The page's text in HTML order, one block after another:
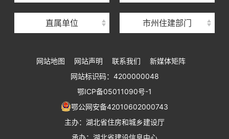
直属单位
湖北省建设工程质量安全监督总站
湖北省建设工程标准定额管理总站
湖北省住建厅执业资格注册中心
湖北省城乡建设发展中心
湖北城市建设职业技术学院
市州住建部门
网站地图 网站声明 联系我们
新媒体矩阵
网站标识码：4200000048
鄂ICP备05011090号-1
鄂公网安备42010602000743
主办：湖北省住房和城乡建设厅
承办：湖北省建设信息中心